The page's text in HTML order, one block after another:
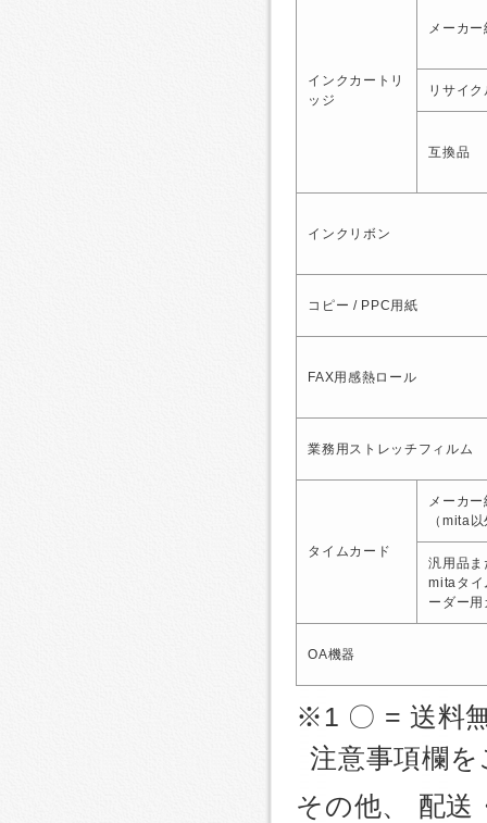
インクカートリ
ッジ
メーカ
リサイ
互換品
インクリボン
コピー / PPC用紙
FAX用感熱ロール
業務用ストレッチフィルム
タイムカード
メーカ
（mita
汎用品ま
mitaタイ
ーダー
OA機器
※1 〇 = 送料
注意事項欄
その他、 配送